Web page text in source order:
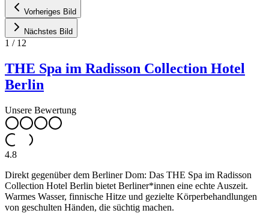
Vorheriges Bild
Nächstes Bild
1 / 12
THE Spa im Radisson Collection Hotel
Berlin
Unsere Bewertung
4.8
Direkt gegenüber dem Berliner Dom: Das THE Spa im Radisson
Collection Hotel Berlin bietet Berliner*innen eine echte Auszeit.
Warmes Wasser, finnische Hitze und gezielte Körperbehandlungen
von geschulten Händen, die süchtig machen.